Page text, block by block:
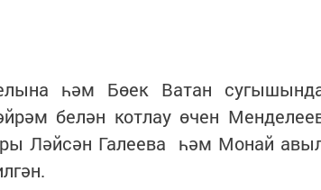
һәм Бөек Ватан
белән котлау өчен
Ләйсән Галеева һәм Монай